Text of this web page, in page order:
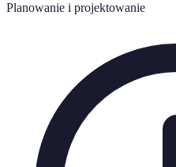
Planowanie i projektowanie